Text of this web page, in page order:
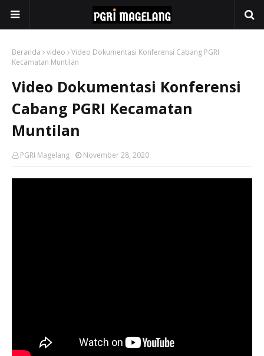
Beranda video
Video Dokumentasi Konferensi Cabang PGRI
Kecamatan Muntilan
Video Dokumentasi Konferensi
Cabang PGRI Kecamatan
Muntilan
PGRI Magelang November 28, 2020